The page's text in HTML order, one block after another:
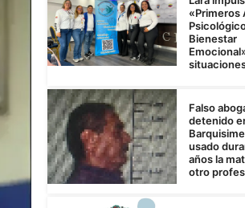
«Primeros
Bienestar
Falso
detenido
usado
años la
otro